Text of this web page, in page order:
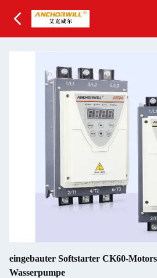
eingebauter Softstarter CK60-
Wasserpumpe